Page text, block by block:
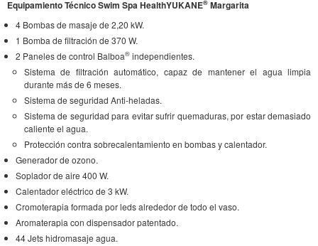
Equipamiento Técnico Swim Spa HealthYUKANE® Margarita
4 Bombas de masaje de 2,20 kW.
1 Bomba de filtración de 370 W.
2 Paneles de control Balboa® independientes.
Sistema de filtración automático, capaz de mantener el agua limpia
durante más de 6 meses.
Sistema de seguridad Anti-heladas.
Sistema de seguridad para evitar sufrir quemaduras, por estar demasiado
caliente el agua.
Protección contra sobrecalentamiento en bombas y calentador.
Generador de ozono.
Soplador de aire 400 W.
Calentador eléctrico de 3 kW.
Cromoterapia formada por leds alrededor de todo el vaso.
Aromaterapia con dispensador patentado.
44 Jets hidromasaje agua.